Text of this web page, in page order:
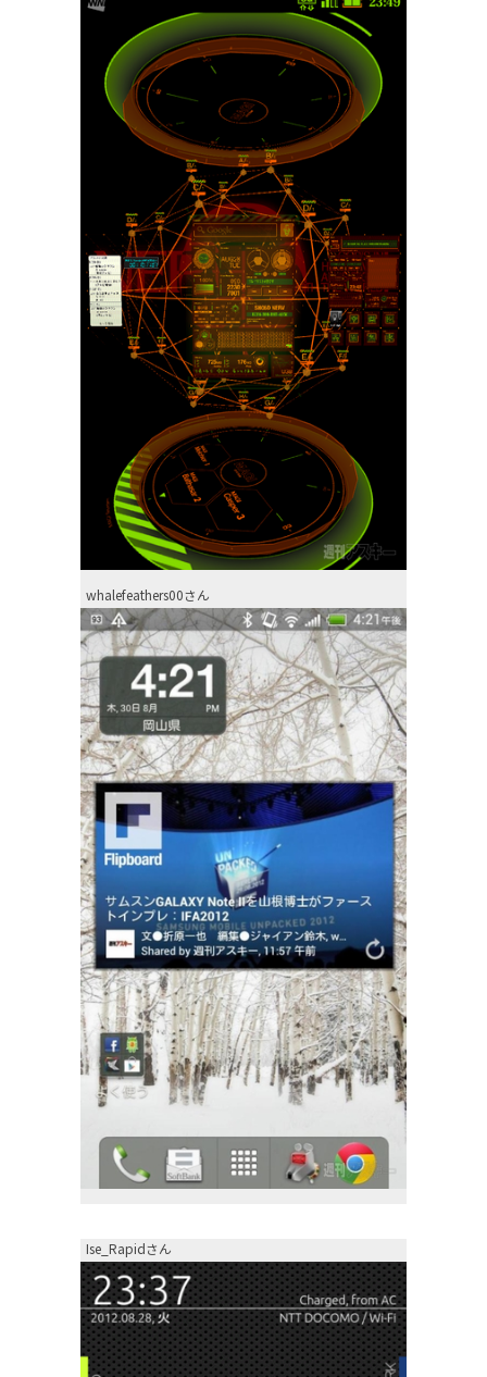
whalefeathers00さん
Ise_Rapidさん